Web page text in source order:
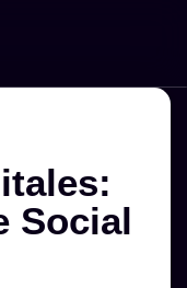
Social